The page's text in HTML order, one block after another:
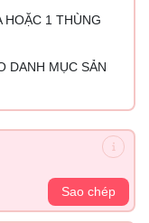
1 THÙNG
DANH MỤC SẢN
Sao chép